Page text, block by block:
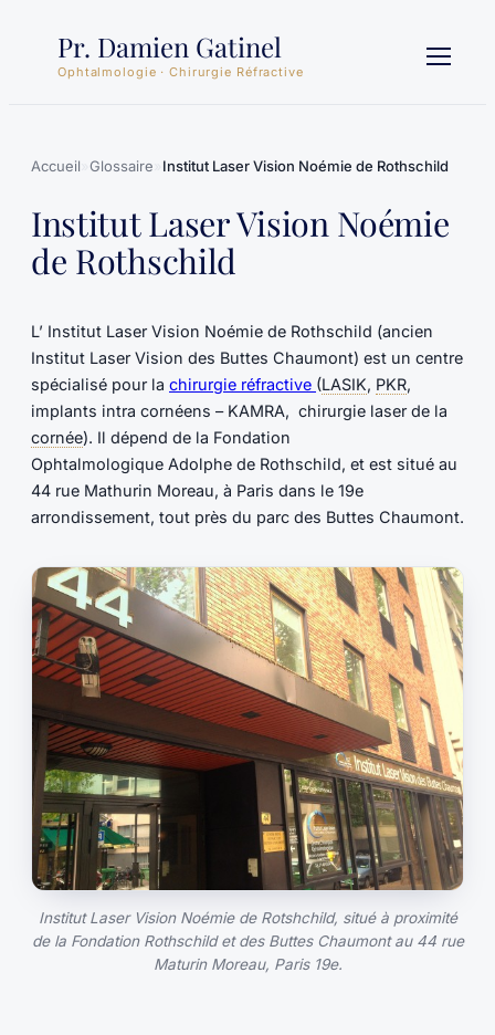
contenu
Pr. Damien Gatinel
Ophtalmologie · Chirurgie Réfractive
Accueil Glossaire Institut Laser Vision Noémie de Rothschild
Institut Laser Vision Noémie
de Rothschild
L’ Institut Laser Vision Noémie de Rothschild (ancien
Institut Laser Vision des Buttes Chaumont) est un centre
spécialisé pour la chirurgie réfractive (LASIK, PKR,
implants intra cornéens – KAMRA, chirurgie laser de la
cornée). Il dépend de la Fondation
Ophtalmologique Adolphe de Rothschild, et est situé au
44 rue Mathurin Moreau, à Paris dans le 19e
arrondissement, tout près du parc des Buttes Chaumont.
Institut Laser Vision Noémie de Rotshchild, situé à proximité
de la Fondation Rothschild et des Buttes Chaumont au 44 rue
Maturin Moreau, Paris 19e.